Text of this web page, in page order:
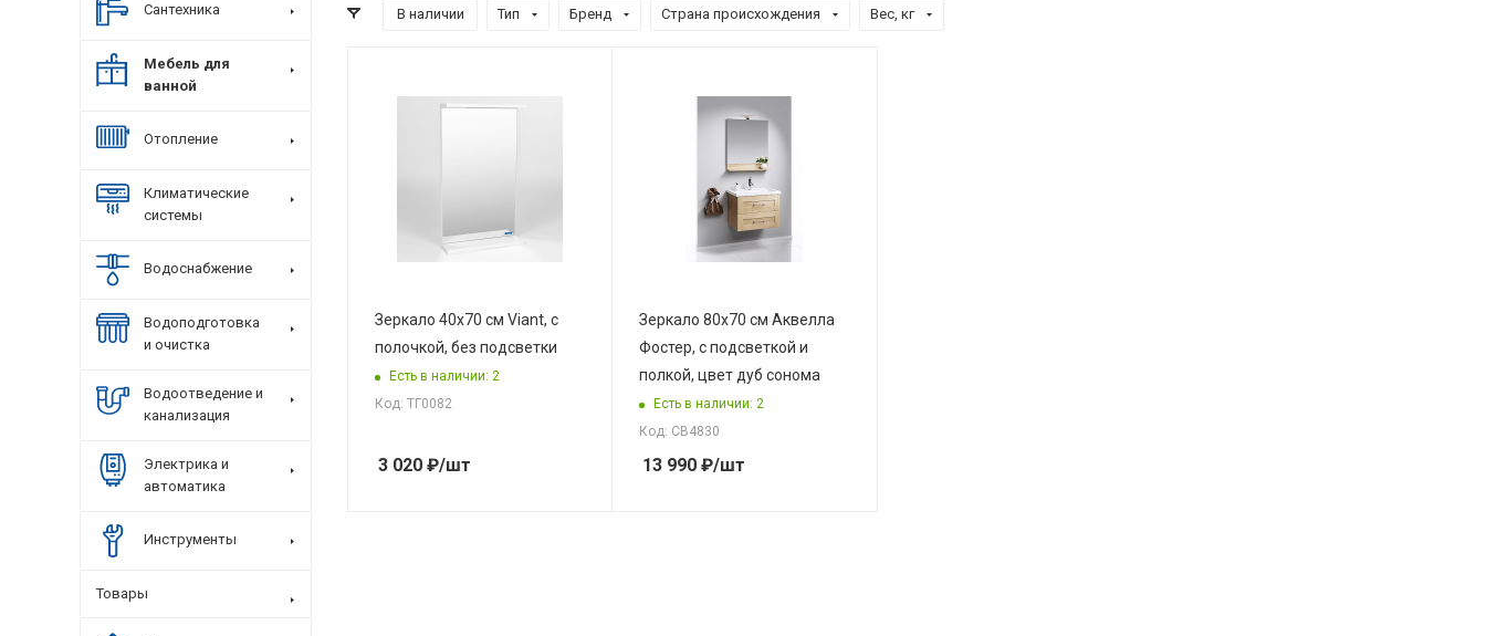
В наличии Тип Бренд Страна происхождения Вес, кг
Зеркало 40х70 см Viant, с
полочкой, без подсветки
Есть в наличии: 2
Код: ТГ0082
3 020 ₽/шт
Зеркало 80х70 см Аквелла
Фостер, с подсветкой и
полкой, цвет дуб сонома
Есть в наличии: 2
Код: СВ4830
13 990 ₽/шт
Сантехника
Мебель для
ванной
Отопление
Климатические
системы
Водоснабжение
Водоподготовка
и очистка
Водоотведение и
канализация
Электрика и
автоматика
Инструменты
Товары